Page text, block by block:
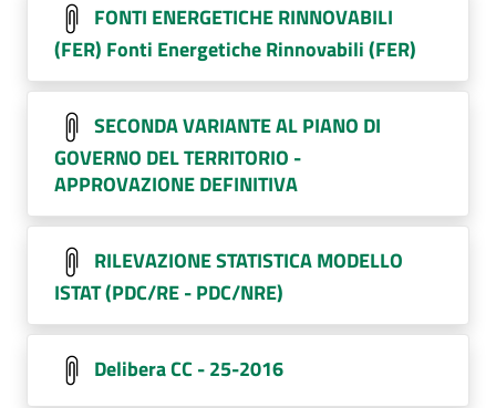
FONTI ENERGETICHE RINNOVABILI
(FER) Fonti Energetiche Rinnovabili (FER)
SECONDA VARIANTE AL PIANO DI
GOVERNO DEL TERRITORIO -
APPROVAZIONE DEFINITIVA
RILEVAZIONE STATISTICA MODELLO
ISTAT (PDC/RE - PDC/NRE)
Delibera CC - 25-2016